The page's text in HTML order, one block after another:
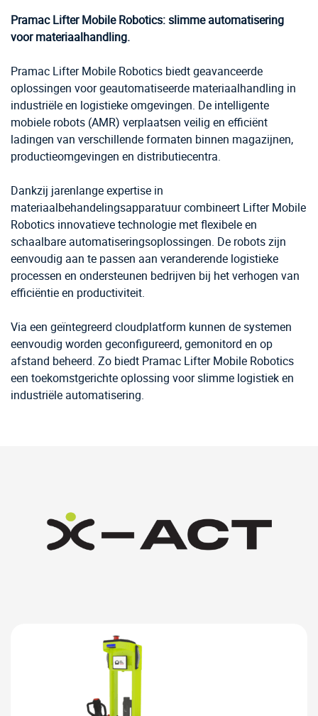
Pramac Lifter Mobile Robotics: slimme automatisering
voor materiaalhandling.
Pramac Lifter Mobile Robotics biedt geavanceerde
oplossingen voor geautomatiseerde materiaalhandling in
industriële en logistieke omgevingen. De intelligente
mobiele robots (AMR) verplaatsen veilig en efficiënt
ladingen van verschillende formaten binnen magazijnen,
productieomgevingen en distributiecentra.
Dankzij jarenlange expertise in
materiaalbehandelingsapparatuur combineert Lifter Mobile
Robotics innovatieve technologie met flexibele en
schaalbare automatiseringsoplossingen. De robots zijn
eenvoudig aan te passen aan veranderende logistieke
processen en ondersteunen bedrijven bij het verhogen van
efficiëntie en productiviteit.
Via een geïntegreerd cloudplatform kunnen de systemen
eenvoudig worden geconfigureerd, gemonitord en op
afstand beheerd. Zo biedt Pramac Lifter Mobile Robotics
een toekomstgerichte oplossing voor slimme logistiek en
industriële automatisering.